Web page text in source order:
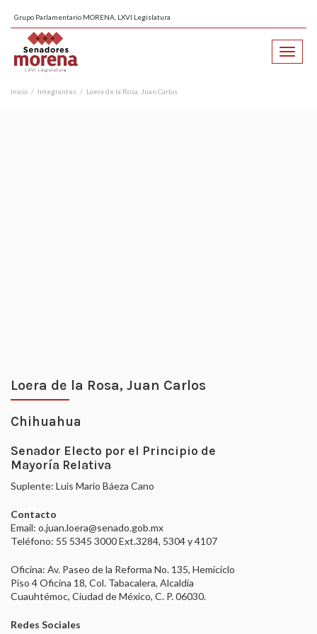
Grupo Parlamentario MORENA, LXVI Legislatura
Toggle
Inicio Integrantes Loera de la Rosa, Juan Carlos
Loera de la Rosa, Juan Carlos
Chihuahua
Senador Electo por el Principio de
Mayoría Relativa
Suplente: Luis Mario Báeza Cano
Contacto
Email: o.juan.loera@senado.gob.mx
Teléfono: 55 5345 3000 Ext.3284, 5304 y 4107
Oficina: Av. Paseo de la Reforma No. 135, Hemiciclo
Piso 4 Oficina 18, Col. Tabacalera, Alcaldía
Cuauhtémoc, Ciudad de México, C. P. 06030.
Redes Sociales